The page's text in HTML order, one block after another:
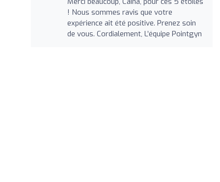
! Nous sommes ravis que votre
expérience ait été positive. Prenez soin
de vous. Cordialement, L’équipe Pointgyn